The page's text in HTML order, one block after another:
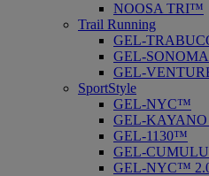
NOOSA TRI™
Trail Running
GEL-
GEL-
GEL-
SportStyle
GEL-NYC™
GEL-
GEL-1130™
GEL-
GEL-NYC™